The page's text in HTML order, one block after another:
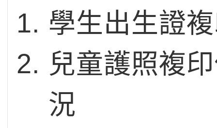
學生出生證
兒童護照複
況